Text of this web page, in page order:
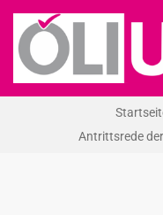
Zum
Inhalt
springen
Antrittsrede